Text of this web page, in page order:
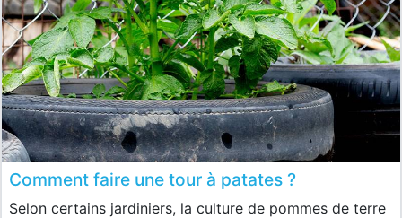
Comment faire une tour à patates ?
Selon certains jardiniers, la culture de pommes de terre